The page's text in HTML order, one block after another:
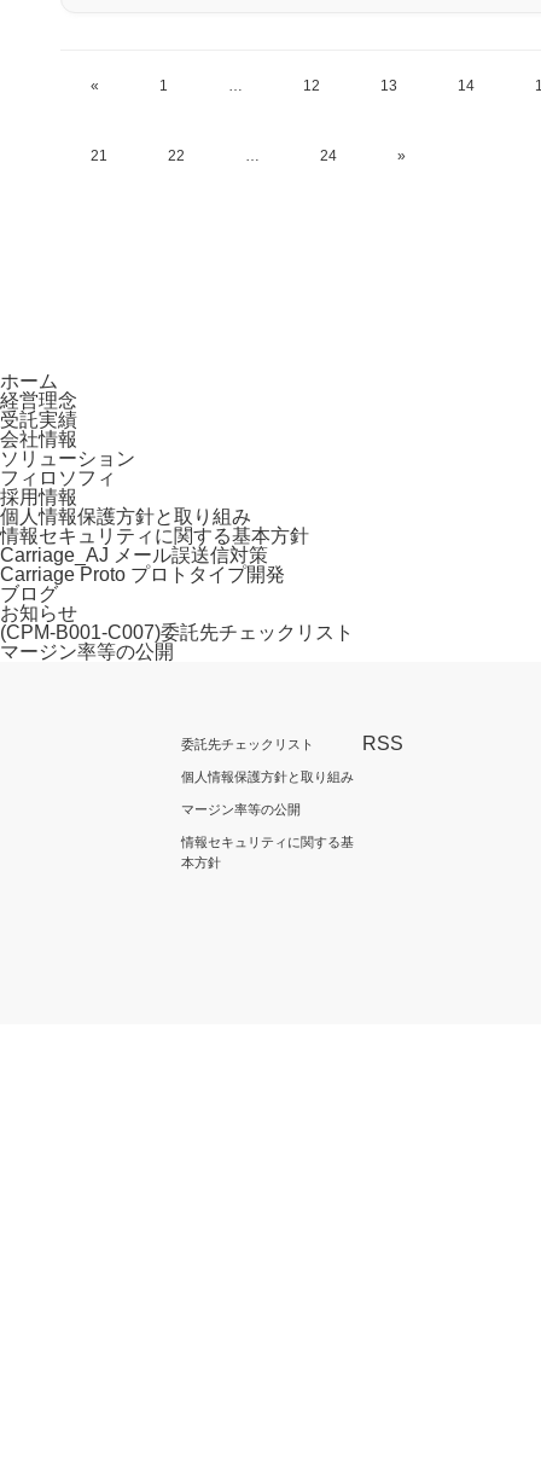
« 1 … 12 13 14
21 22 … 24 »
ホーム
経営理念
受託実績
会社情報
ソリューション
フィロソフィ
採用情報
個人情報保護方針と取り組み
情報セキュリティに関する基本方針
Carriage_AJ メール誤送信対策
Carriage Proto プロトタイプ開発
ブログ
お知らせ
(CPM-B001-C007)委託先チェックリスト
マージン率等の公開
委託先チェックリスト
個人情報保護方針と取り組み
マージン率等の公開
情報セキュリティに関する基
本方針
RSS